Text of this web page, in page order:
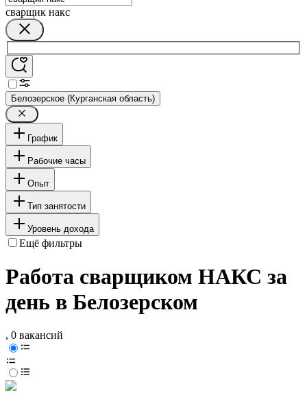
сварщик накс
Белозерское (Курганская область)
График
Рабочие часы
Опыт
Тип занятости
Уровень дохода
Ещё фильтры
Работа сварщиком НАКС за
день в Белозерском
, 0 вакансий